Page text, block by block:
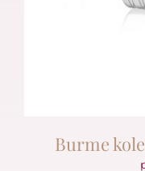
Burme